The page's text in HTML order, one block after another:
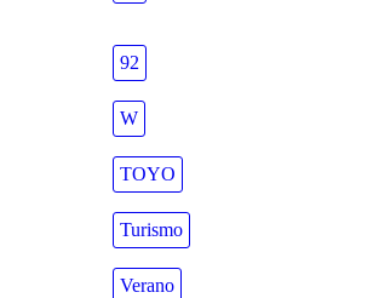
92
W
TOYO
Turismo
Verano